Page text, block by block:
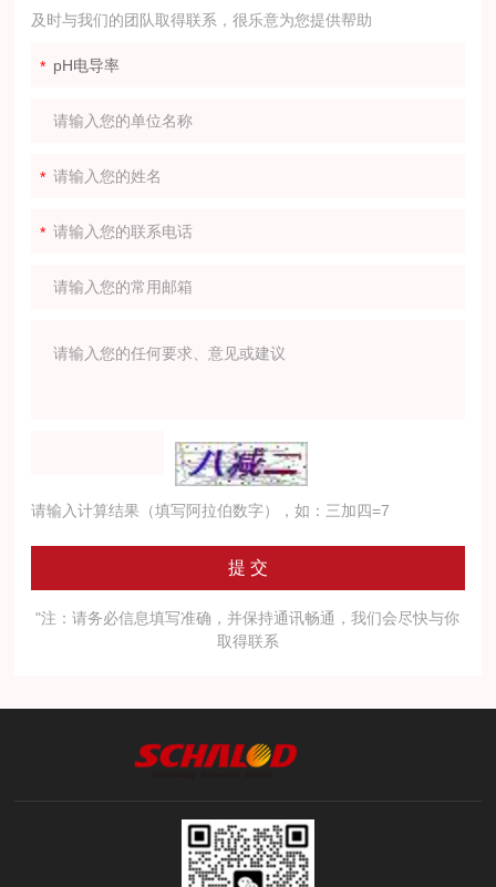
及时与我们的团队取得联系，很乐意为您提供帮助
请输入计算结果（填写阿拉伯数字），如：三加四=7
"注：请务必信息填写准确，并保持通讯畅通，我们会尽快与你
取得联系